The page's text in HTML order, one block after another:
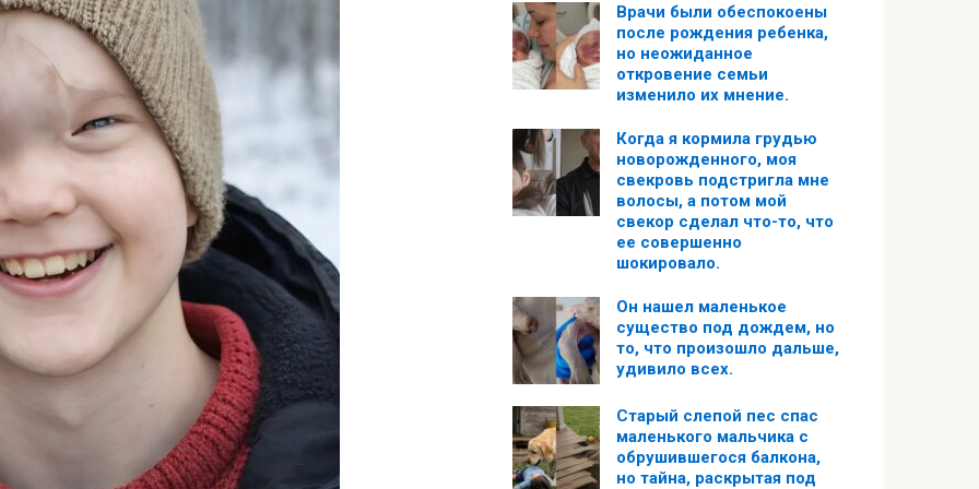
Врачи были обеспокоены
после рождения ребенка,
но неожиданное
откровение семьи
изменило их мнение.
Когда я кормила грудью
новорожденного, моя
свекровь подстригла мне
волосы, а потом мой
свекор сделал что-то, что
ее совершенно
шокировало.
Он нашел маленькое
существо под дождем, но
то, что произошло дальше,
удивило всех.
Старый слепой пес спас
маленького мальчика с
обрушившегося балкона,
но тайна, раскрытая под